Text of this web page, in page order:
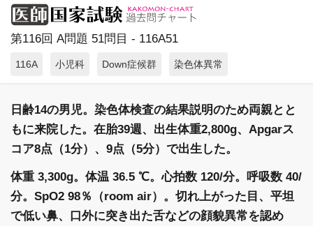
第116回 A問題 51問目 - 116A51
116A 小児科 Down症候群 染色体異常
日齢14の男児。染色体検査の結果説明のため両親とと
もに来院した。在胎39週、出生体重2,800g、Apgarス
コア8点（1分）、9点（5分）で出生した。
体重 3,300g。体温 36.5 ℃。心拍数 120/分。呼吸数 40/
分。SpO2 98％（room air）。切れ上がった目、平坦
で低い鼻、口外に突き出た舌などの顔貌異常を認め